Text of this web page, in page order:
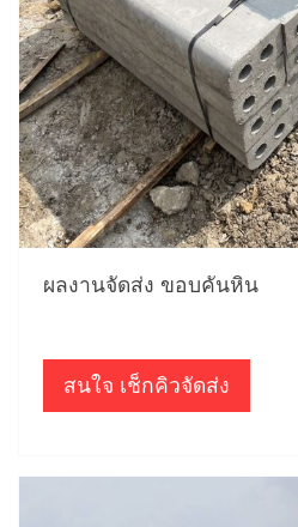
ผลงานจัดส่ง ขอบคันหิน
สนใจ เช็กคิวจัดส่ง